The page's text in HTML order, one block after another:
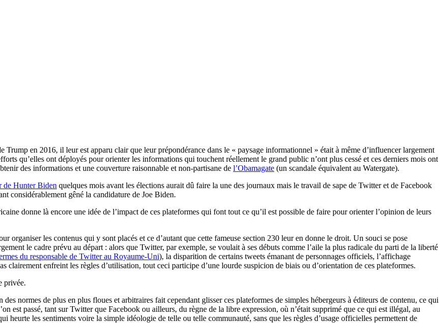
Trump en 2016, il leur est apparu clair que leur prépondérance dans le « paysage informationnel » était à même d’influencer largement
qu’elles ont déployés pour orienter les informations qui touchent réellement le grand public n’ont plus cessé et ces derniers mois ont
des informations et une couverture raisonnable et non-partisane de l’Obamagate (un scandale équivalent au Watergate).
de Hunter Biden quelques mois avant les élections aurait dû faire la une des journaux mais le travail de sape de Twitter et de Facebook
considérablement gêné la candidature de Joe Biden.
donne là encore une idée de l’impact de ces plateformes qui font tout ce qu’il est possible de faire pour orienter l’opinion de leurs
organiser les contenus qui y sont placés et ce d’autant que cette fameuse section 230 leur en donne le droit. Un souci se pose
le cadre prévu au départ : alors que Twitter, par exemple, se voulait à ses débuts comme l’aile la plus radicale du parti de la liberté
du responsable de Twitter au Royaume-Uni), la disparition de certains tweets émanant de personnages officiels, l’affichage
clairement enfreint les règles d’utilisation, tout ceci participe d’une lourde suspicion de biais ou d’orientation de ces plateformes.
privée.
normes de plus en plus floues et arbitraires fait cependant glisser ces plateformes de simples hébergeurs à éditeurs de contenu, ce qui
est passé, tant sur Twitter que Facebook ou ailleurs, du règne de la libre expression, où n’était supprimé que ce qui est illégal, au
heurte les sentiments voire la simple idéologie de telle ou telle communauté, sans que les règles d’usage officielles permettent de